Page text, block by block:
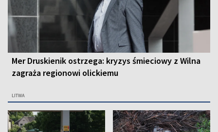
Mer Druskienik ostrzega: kryzys śmieciowy z Wilna
zagraża regionowi olickiemu
LITWA